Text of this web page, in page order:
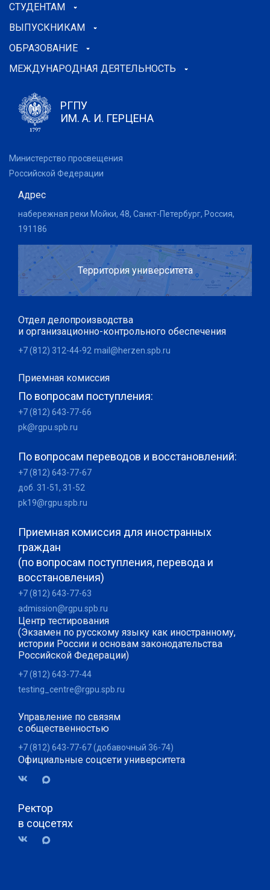
СТУДЕНТАМ
ВЫПУСКНИКАМ
ОБРАЗОВАНИЕ
МЕЖДУНАРОДНАЯ ДЕЯТЕЛЬНОСТЬ
РГПУ
ИМ. А. И. ГЕРЦЕНА
Министерство просвещения
Российской Федерации
Адрес
набережная реки Мойки, 48, Санкт-Петербург, Россия,
191186
Территория университета
Отдел делопроизводства
и организационно-контрольного обеспечения
+7 (812) 312-44-92 mail@herzen.spb.ru
Приемная комиссия
По вопросам поступления:
+7 (812) 643-77-66
pk@rgpu.spb.ru
По вопросам переводов и восстановлений:
+7 (812) 643-77-67
доб. 31-51, 31-52
pk19@rgpu.spb.ru
Приемная комиссия для иностранных
граждан
(по вопросам поступления, перевода и
восстановления)
+7 (812) 643-77-63
admission@rgpu.spb.ru
Центр тестирования
(Экзамен по русскому языку как иностранному,
истории России и основам законодательства
Российской Федерации)
+7 (812) 643-77-44
testing_centre@rgpu.spb.ru
Управление по связям
с общественностью
+7 (812) 643-77-67 (добавочный 36-74)
Официальные соцсети университета
Ректор
в соцсетях